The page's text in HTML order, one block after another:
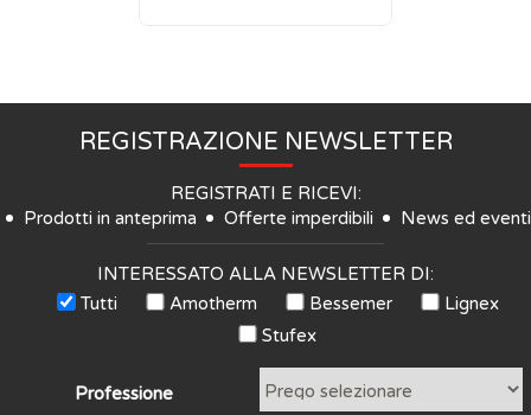
REGISTRAZIONE NEWSLETTER
REGISTRATI E RICEVI:
Prodotti in anteprima
Offerte imperdibili News ed eventi
INTERESSATO ALLA NEWSLETTER DI:
Tutti
Amotherm Bessemer
Lignex
Stufex
Professione